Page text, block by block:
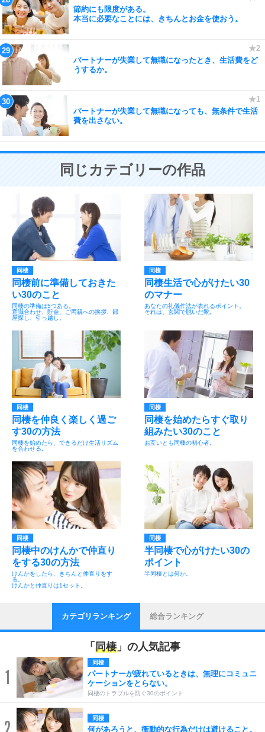
節約にも限度がある。
本当に必要なことには、きちんとお金を使おう。
パートナーが失業して無職になったとき、生活費をど
うするか。
パートナーが失業して無職になっても、無条件で生活
費を出さない。
同じカテゴリーの作品
同棲
同棲前に準備しておきた
い30のこと
同棲の準備は5つある。
意識合わせ、貯金、ご両親への挨拶、部
屋探し、引っ越し。
同棲
同棲生活で心がけたい30
のマナー
あなたの礼儀作法が表れるポイント。
それは、玄関で脱いだ靴。
同棲
同棲を仲良く楽しく過ご
す30の方法
同棲を始めたら、できるだけ生活リズム
を合わせる。
同棲
同棲を始めたらすぐ取り
組みたい30のこと
お互いとも同棲の初心者。
同棲
同棲中のけんかで仲直り
をする30の方法
けんかをしたら、きちんと仲直りをす
る。
けんかと仲直りは1セット。
同棲
半同棲で心がけたい30の
ポイント
半同棲とは何か。
カテゴリランキング 総合ランキング
「 同棲」の人気記事
1
同棲
パートナーが疲れているときは、無理にコミュニ
ケーションをとらない。
同棲のトラブルを防ぐ30のポイント
同棲
何があろうと、衝動的な行為だけは避けること。